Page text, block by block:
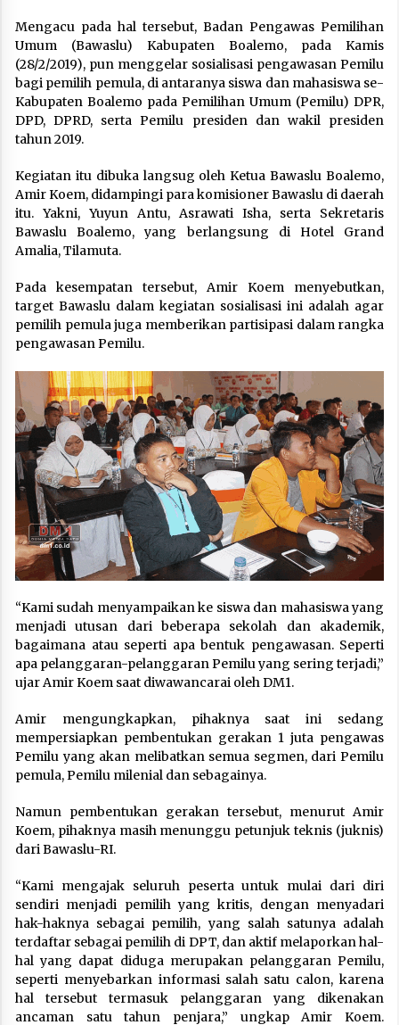
Mengacu pada hal tersebut, Badan Pengawas Pemilihan
Umum (Bawaslu) Kabupaten Boalemo, pada Kamis
(28/2/2019), pun menggelar sosialisasi pengawasan Pemilu
bagi pemilih pemula, di antaranya siswa dan mahasiswa se-
Kabupaten Boalemo pada Pemilihan Umum (Pemilu) DPR,
DPD, DPRD, serta Pemilu presiden dan wakil presiden
tahun 2019.
Kegiatan itu dibuka langsug oleh Ketua Bawaslu Boalemo,
Amir Koem, didampingi para komisioner Bawaslu di daerah
itu. Yakni, Yuyun Antu, Asrawati Isha, serta Sekretaris
Bawaslu Boalemo, yang berlangsung di Hotel Grand
Amalia, Tilamuta.
Pada kesempatan tersebut, Amir Koem menyebutkan,
target Bawaslu dalam kegiatan sosialisasi ini adalah agar
pemilih pemula juga memberikan partisipasi dalam rangka
pengawasan Pemilu.
“Kami sudah menyampaikan ke siswa dan mahasiswa yang
menjadi utusan dari beberapa sekolah dan akademik,
bagaimana atau seperti apa bentuk pengawasan. Seperti
apa pelanggaran-pelanggaran Pemilu yang sering terjadi,”
ujar Amir Koem saat diwawancarai oleh DM1.
Amir mengungkapkan, pihaknya saat ini sedang
mempersiapkan pembentukan gerakan 1 juta pengawas
Pemilu yang akan melibatkan semua segmen, dari Pemilu
pemula, Pemilu milenial dan sebagainya.
Namun pembentukan gerakan tersebut, menurut Amir
Koem, pihaknya masih menunggu petunjuk teknis (juknis)
dari Bawaslu-RI.
“Kami mengajak seluruh peserta untuk mulai dari diri
sendiri menjadi pemilih yang kritis, dengan menyadari
hak-haknya sebagai pemilih, yang salah satunya adalah
terdaftar sebagai pemilih di DPT, dan aktif melaporkan hal-
hal yang dapat diduga merupakan pelanggaran Pemilu,
seperti menyebarkan informasi salah satu calon, karena
hal tersebut termasuk pelanggaran yang dikenakan
ancaman satu tahun penjara,” ungkap Amir Koem.